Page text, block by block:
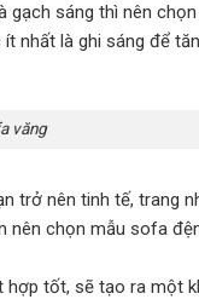
gạch sáng thì nên
nhất là ghi sáng để
văng
nên tinh tế, trang
nên chọn mẫu sofa
tốt, sẽ tạo ra một